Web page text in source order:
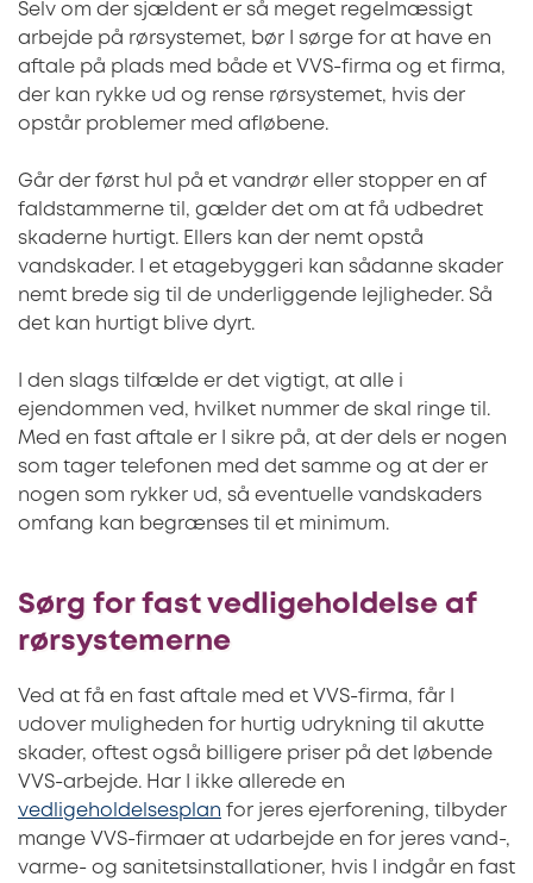
Selv om der sjældent er så meget regelmæssigt
arbejde på rørsystemet, bør I sørge for at have en
aftale på plads med både et VVS-firma og et firma,
der kan rykke ud og rense rørsystemet, hvis der
opstår problemer med afløbene.
Går der først hul på et vandrør eller stopper en af
faldstammerne til, gælder det om at få udbedret
skaderne hurtigt. Ellers kan der nemt opstå
vandskader. I et etagebyggeri kan sådanne skader
nemt brede sig til de underliggende lejligheder. Så
det kan hurtigt blive dyrt.
I den slags tilfælde er det vigtigt, at alle i
ejendommen ved, hvilket nummer de skal ringe til.
Med en fast aftale er I sikre på, at der dels er nogen
som tager telefonen med det samme og at der er
nogen som rykker ud, så eventuelle vandskaders
omfang kan begrænses til et minimum.
Sørg for fast vedligeholdelse af
rørsystemerne
Ved at få en fast aftale med et VVS-firma, får I
udover muligheden for hurtig udrykning til akutte
skader, oftest også billigere priser på det løbende
VVS-arbejde. Har I ikke allerede en
vedligeholdelsesplan for jeres ejerforening, tilbyder
mange VVS-firmaer at udarbejde en for jeres vand-,
varme- og sanitetsinstallationer, hvis I indgår en fast